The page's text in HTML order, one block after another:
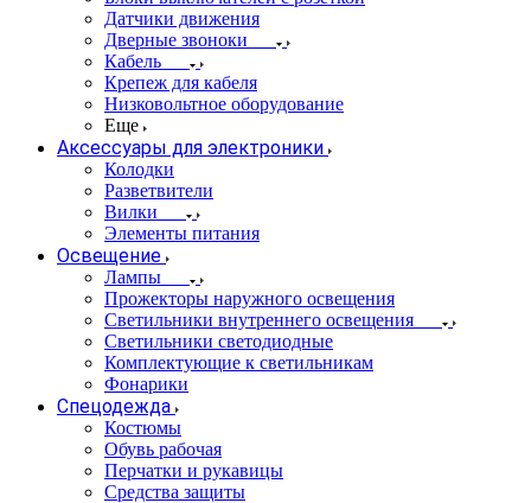
Датчики движения
Дверные звоноки
Кабель
Крепеж для кабеля
Низковольтное оборудование
Еще
Аксессуары для электроники
Колодки
Разветвители
Вилки
Элементы питания
Освещение
Лампы
Прожекторы наружного освещения
Светильники внутреннего освещения
Светильники светодиодные
Комплектующие к светильникам
Фонарики
Спецодежда
Костюмы
Обувь рабочая
Перчатки и рукавицы
Средства защиты